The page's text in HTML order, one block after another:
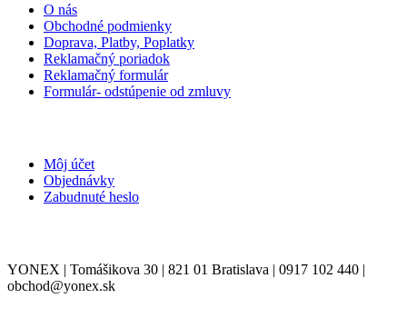
O nás
Obchodné podmienky
Doprava, Platby, Poplatky
Reklamačný poriadok
Reklamačný formulár
Formulár- odstúpenie od zmluvy
Môj účet
Objednávky
Zabudnuté heslo
YONEX | Tomášikova 30 | 821 01 Bratislava | 0917 102 440 |
obchod@yonex.sk